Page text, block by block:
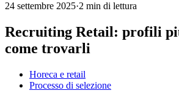
24 settembre 2025·2 min di lettura
Recruiting Retail: profili
come trovarli
Horeca e retail
Processo di selezione